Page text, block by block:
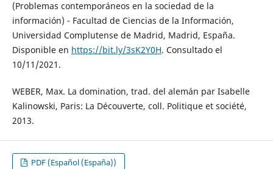
(Problemas contemporáneos en la sociedad de la
información) - Facultad de Ciencias de la Información,
Universidad Complutense de Madrid, Madrid, España.
Disponible en https://bit.ly/3sK2Y0H. Consultado el
10/11/2021.
WEBER, Max. La domination, trad. del alemán par Isabelle
Kalinowski, Paris: La Découverte, coll. Politique et société,
2013.
PDF (Español (España))